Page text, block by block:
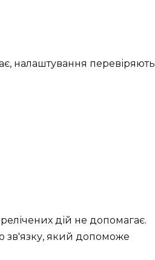
налаштування перевіряють
дій не допомагає.
зв'язку, який допоможе